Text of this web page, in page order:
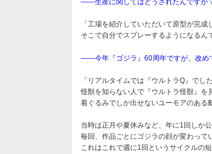
――生産に関してはどうされたんですか
「工場を紹介していただいて原型が完
そこで自分でスプレーするようになるん
――今年『ゴジラ』60周年ですが、改め
「リアルタイムでは『ウルトラQ』で
怪獣を知らない人で『ウルトラ怪獣』を
着ぐるみでしか出せないユーモアのある
当時は正月や夏休みなど、年に1回しか
毎回、作品ごとにゴジラの顔が変わって
これはこれで週に1回というサイクルの